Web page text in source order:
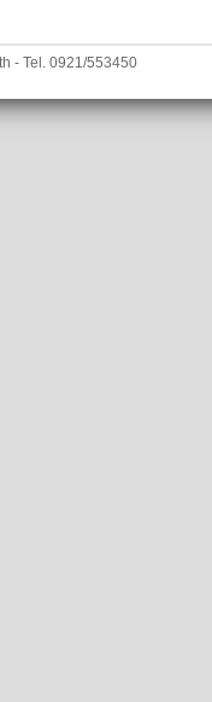
- Tel. 0921/553450